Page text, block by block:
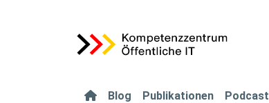
Blog Publikationen Podcast